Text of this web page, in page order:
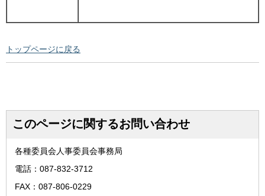
トップページに戻る
このページに関するお問い合わせ
各種委員会人事委員会事務局
電話：087-832-3712
FAX：087-806-0229